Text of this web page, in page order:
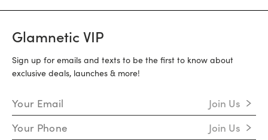
Glamnetic VIP
Sign up for emails and texts to be the first to know about
exclusive deals, launches & more!
Email Address Join Us
Mobile Number Join Us